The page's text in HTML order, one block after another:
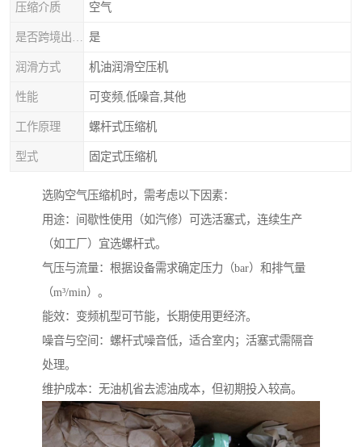
压缩介质 空气
是
润滑方式 机油润滑空压机
性能 可变频,低噪音,其他
工作原理 螺杆式压缩机
型式 固定式压缩机
选购空气压缩机时，需考虑以下因素：
用途：间歇性使用（如汽修）可选活塞式，连续生产
（如工厂）宜选螺杆式。
气压与流量：根据设备需求确定压力（bar）和排气量
（m³/min）。
能效：变频机型可节能，长期使用更经济。
噪音与空间：螺杆式噪音低，适合室内；活塞式需隔音
处理。
维护成本：无油机省去滤油成本，但初期投入较高。